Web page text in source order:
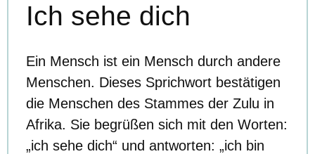
Ich sehe dich
Ein Mensch ist ein Mensch durch andere
Menschen. Dieses Sprichwort bestätigen
die Menschen des Stammes der Zulu in
Afrika. Sie begrüßen sich mit den Worten:
„ich sehe dich“ und antworten: „ich bin